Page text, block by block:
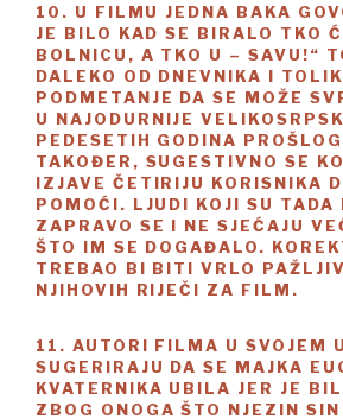
10. U FILMU JEDNA BAKA
JE BILO KAD SE BIRALO TKO
BOLNICU, A TKO U – SAVU!“
DALEKO OD DNEVNIKA I
PODMETANJE DA SE MOŽE
U NAJODURNIJE
PEDESETIH GODINA
TAKOĐER, SUGESTIVNO SE
IZJAVE ČETIRIJU KORISNIKA
POMOĆI. LJUDI KOJI SU TADA
ZAPRAVO SE I NE SJEĆAJU
ŠTO IM SE DOGAĐALO.
TREBAO BI BITI VRLO
NJIHOVIH RIJEČI ZA FILM.
11. AUTORI FILMA U SVOJEM
SUGERIRAJU DA SE MAJKA
KVATERNIKA UBILA JER JE
ZBOG ONOGA ŠTO NJEZIN